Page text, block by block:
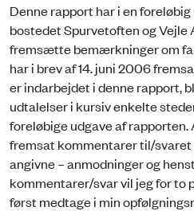
Denne rapport har i en
bostedet Spurvetoften og Vejle
fremsætte bemærkninger om
har i brev af 14. juni 2006
er indarbejdet i denne rapport,
udtalelser i kursiv enkelte
foreløbige udgave af
fremsat kommentarer til/svaret
angivne – anmodninger og
kommentarer/svar vil jeg for to
først medtage i min